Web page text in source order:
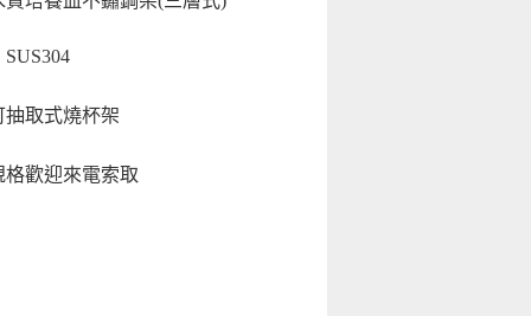
取式燒杯架
歡迎來電索取